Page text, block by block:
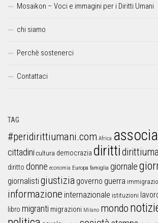
Mosaikon – Voci e immagini per i Diritti Umani
chi siamo
Perchè sostenerci
Contattaci
TAG
#peridirittiumani.com Africa
cittadini cultura democrazia diritti
diritto donne economia Europa famiglia giornale
giornalistigiustizia governo guerra
informazione internazionale istituzioni
libro migranti migrazioni Milano mondo